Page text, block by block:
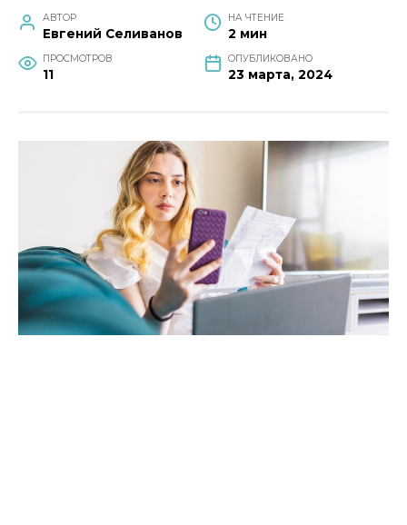
АВТОР
Евгений Селиванов
НА ЧТЕНИЕ
2 мин
ПРОСМОТРОВ
11
ОПУБЛИКОВАНО
23 марта, 2024